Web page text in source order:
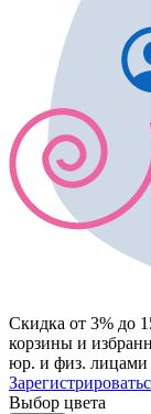
Скидка от 3% до
корзины и
юр. и физ. лицами
Выбор цвета